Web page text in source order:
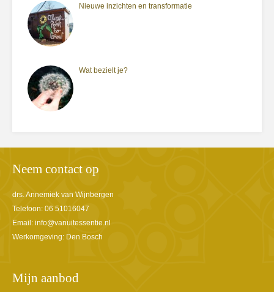
Nieuwe inzichten en transformatie
Wat bezielt je?
Neem contact op
drs. Annemiek van Wijnbergen
Telefoon: 06 51016047
Email: info@vanuitessentie.nl
Werkomgeving: Den Bosch
Mijn aanbod